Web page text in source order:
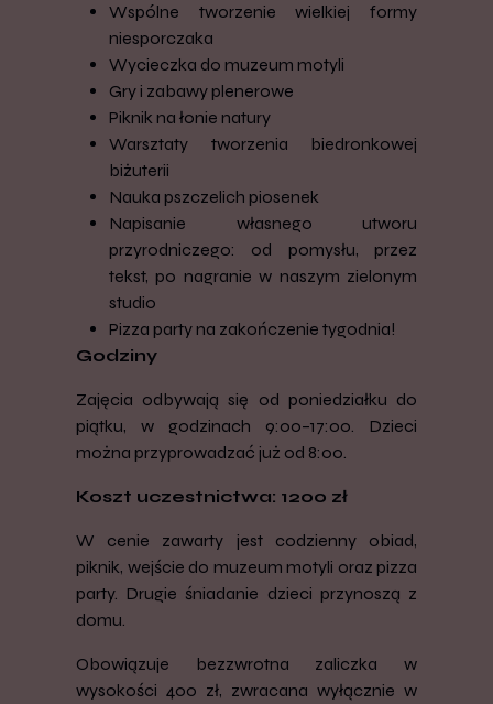
Wspólne tworzenie wielkiej formy
niesporczaka
Wycieczka do muzeum motyli
Gry i zabawy plenerowe
Piknik na łonie natury
Warsztaty tworzenia biedronkowej
biżuterii
Nauka pszczelich piosenek
Napisanie własnego utworu
przyrodniczego: od pomysłu, przez
tekst, po nagranie w naszym zielonym
studio
Pizza party na zakończenie tygodnia!
Godziny
Zajęcia odbywają się od poniedziałku do
piątku, w godzinach 9:00–17:00. Dzieci
można przyprowadzać już od 8:00.
Koszt uczestnictwa: 1200 zł
W cenie zawarty jest codzienny obiad,
piknik, wejście do muzeum motyli oraz pizza
party. Drugie śniadanie dzieci przynoszą z
domu.
Obowiązuje bezzwrotna zaliczka w
wysokości 400 zł, zwracana wyłącznie w